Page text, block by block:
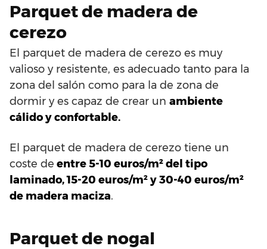
Parquet de madera de
cerezo
El parquet de madera de cerezo es muy
valioso y resistente, es adecuado tanto para la
zona del salón como para la de zona de
dormir y es capaz de crear un ambiente
cálido y confortable.
El parquet de madera de cerezo tiene un
coste de entre 5-10 euros/m² del tipo
laminado, 15-20 euros/m² y 30-40 euros/m²
de madera maciza.
Parquet de nogal